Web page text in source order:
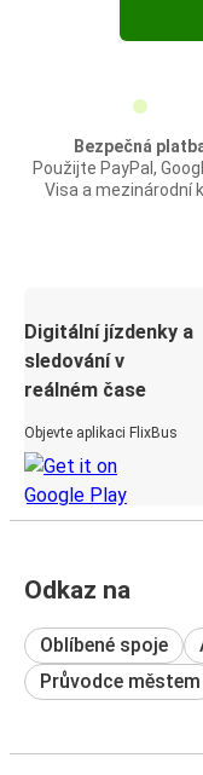
Bezpečná
Použijte PayPal,
Visa a mezinárodní
Digitální jízdenky a
sledování v
reálném čase
Objevte aplikaci FlixBus
Odkaz na
Oblíbené spoje
Průvodce městem